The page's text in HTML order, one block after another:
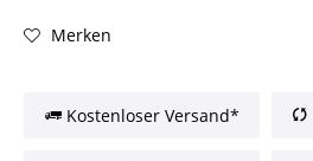
Merken
Kostenloser Versand*